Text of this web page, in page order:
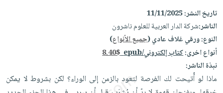
على
Android
تحميل
iKitab
على
Apple
masmu3
على
Apple
جوائزالعناية
الشخصية
العناية
وتصفيف
الشعر
العناية
والسفرة
جديد
الكل
أواني
الطهي
متجر
الهدايا
تاريخ النشر:11/11/2025
الناشر:شركة الدار العربية للعلوم ناشرون
النوع:ورقي غلاف عادي (جميع الأنواع)
أنواع اخرى:كتاب إلكتروني/epub
8.40$
نبذة الناشر:
ماذا لو أُتيحت لك الفرصة لتعود بالزمن إلى الوراء؟ لكن بشروط لا يمكن